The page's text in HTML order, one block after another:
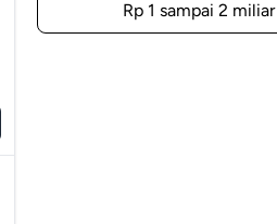
Rp 1 sampai 2 miliar